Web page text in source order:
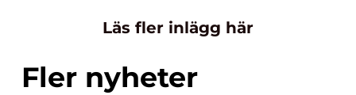
Läs fler inlägg här
Fler nyheter